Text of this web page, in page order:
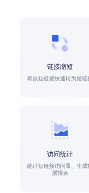
链接缩短
将原始链接快速转为短链
访问统计
统计短链接访问量、生成
据报表